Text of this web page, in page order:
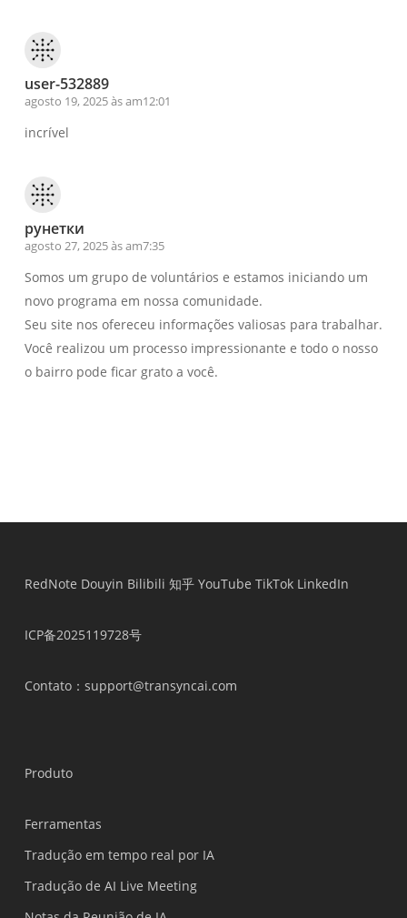
user-532889
agosto 19, 2025 às am12:01
incrível
рунетки
agosto 27, 2025 às am7:35
Somos um grupo de voluntários e estamos iniciando um
novo programa em nossa comunidade.
Seu site nos ofereceu informações valiosas para trabalhar.
Você realizou um processo impressionante e todo o nosso
o bairro pode ficar grato a você.
RedNote Douyin Bilibili 知乎 YouTube TikTok LinkedIn
ICP备2025119728号
Contato：support@transyncai.com
Produto
Ferramentas
Tradução em tempo real por IA
Tradução de AI Live Meeting